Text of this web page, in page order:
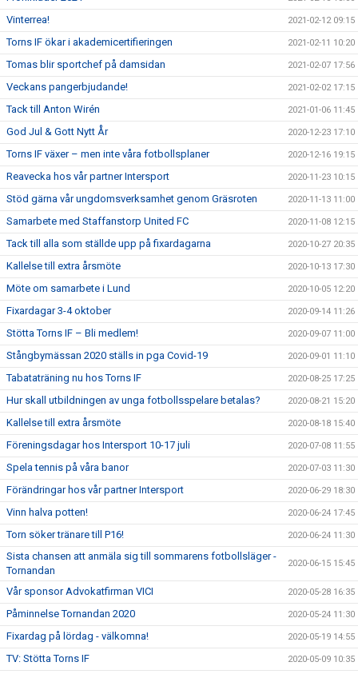
Vinterrea! 2021-02-12 09:15
Torns IF ökar i akademicertifieringen 2021-02-11 10:20
Tomas blir sportchef på damsidan 2021-02-07 17:56
Veckans pangerbjudande! 2021-02-02 17:15
Tack till Anton Wirén 2021-01-06 11:45
God Jul & Gott Nytt År 2020-12-23 17:10
Torns IF växer – men inte våra fotbollsplaner 2020-12-16 19:15
Reavecka hos vår partner Intersport 2020-11-23 10:15
Stöd gärna vår ungdomsverksamhet genom Gräsroten 2020-11-13 11:00
Samarbete med Staffanstorp United FC 2020-11-08 12:15
Tack till alla som ställde upp på fixardagarna 2020-10-27 20:35
Kallelse till extra årsmöte 2020-10-13 17:30
Möte om samarbete i Lund 2020-10-05 12:20
Fixardagar 3-4 oktober 2020-09-14 11:26
Stötta Torns IF – Bli medlem! 2020-09-07 11:00
Stångbymässan 2020 ställs in pga Covid-19 2020-09-01 11:10
Tabataträning nu hos Torns IF 2020-08-25 17:25
Hur skall utbildningen av unga fotbollsspelare betalas? 2020-08-21 15:20
Kallelse till extra årsmöte 2020-08-18 15:40
Föreningsdagar hos Intersport 10-17 juli 2020-07-08 11:55
Spela tennis på våra banor 2020-07-03 11:30
Förändringar hos vår partner Intersport 2020-06-29 18:30
Vinn halva potten! 2020-06-24 17:45
Torn söker tränare till P16! 2020-06-24 11:30
Sista chansen att anmäla sig till sommarens fotbollsläger -
Tornandan
2020-06-15 15:45
Vår sponsor Advokatfirman VICI 2020-05-28 16:35
Påminnelse Tornandan 2020 2020-05-24 11:30
Fixardag på lördag - välkomna! 2020-05-19 14:55
TV: Stötta Torns IF 2020-05-09 10:35